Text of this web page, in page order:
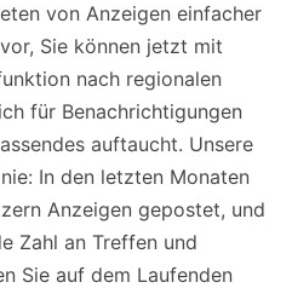
von Anzeigen einfacher
Sie können jetzt mit
nach regionalen
für Benachrichtigungen
auftaucht. Unsere
In den letzten Monaten
Anzeigen gepostet, und
Zahl an Treffen und
Sie auf dem Laufenden